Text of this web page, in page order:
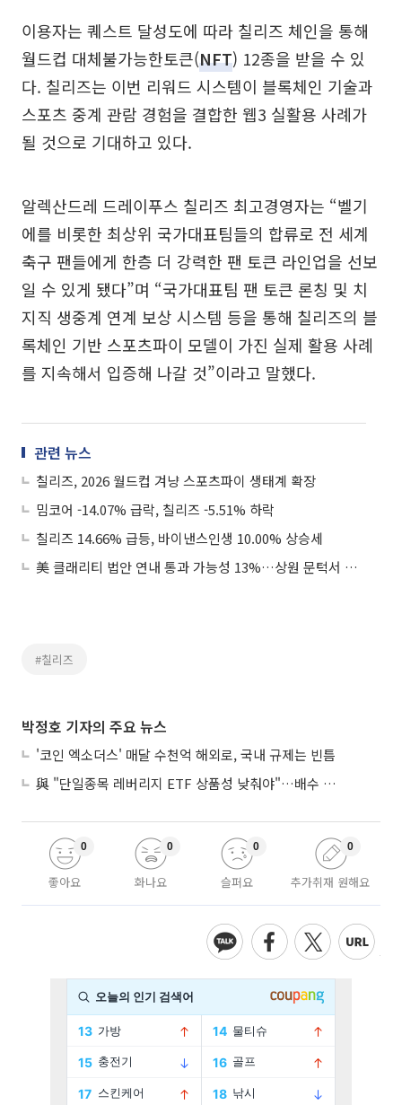
이용자는 퀘스트 달성도에 따라 칠리즈 체인을 통해
월드컵 대체불가능한토큰(NFT) 12종을 받을 수 있
다. 칠리즈는 이번 리워드 시스템이 블록체인 기술과
스포츠 중계 관람 경험을 결합한 웹3 실활용 사례가
될 것으로 기대하고 있다.
알렉산드레 드레이푸스 칠리즈 최고경영자는 “벨기
에를 비롯한 최상위 국가대표팀들의 합류로 전 세계
축구 팬들에게 한층 더 강력한 팬 토큰 라인업을 선보
일 수 있게 됐다”며 “국가대표팀 팬 토큰 론칭 및 치
지직 생중계 연계 보상 시스템 등을 통해 칠리즈의 블
록체인 기반 스포츠파이 모델이 가진 실제 활용 사례
를 지속해서 입증해 나갈 것”이라고 말했다.
관련 뉴스
칠리즈, 2026 월드컵 겨냥 스포츠파이 생태계 확장
밈코어 -14.07% 급락, 칠리즈 -5.51% 하락
칠리즈 14.66% 급등, 바이낸스인생 10.00% 상승세
美 클래리티 법안 연내 통과 가능성 13%…상원 문턱서 제동
#칠리즈
박정호 기자의 주요 뉴스
'코인 엑소더스' 매달 수천억 해외로, 국내 규제는 빈틈
與 "단일종목 레버리지 ETF 상품성 낮춰야"…배수 조정안도 거론
좋아요
0
화나요
0
슬퍼요
0
추가취재 원해요
0